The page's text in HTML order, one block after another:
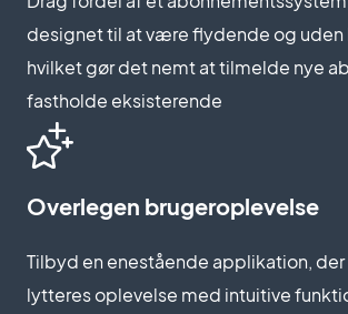
designet til at være flydende og uden
hvilket gør det nemt at tilmelde nye
fastholde eksisterende
Overlegen brugeroplevelse
Tilbyd en enestående applikation,
lytteres oplevelse med intuitive